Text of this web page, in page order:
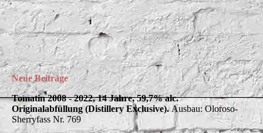
TomatinDistillery2
Neue Beiträge
Tomatin 2008 - 2022, 14 Jahre, 59,7% alc.
Originalabfüllung (Distillery Exclusive).Ausbau: Oloroso-
Sherryfass Nr. 769